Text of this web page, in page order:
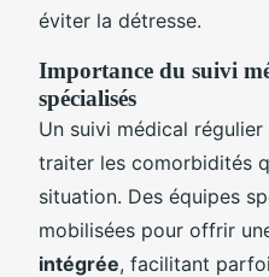
éviter la détresse.
Importance du suivi
spécialisés
Un suivi médical
traiter les comorbidités
situation. Des équipes
mobilisées pour offrir
intégrée, facilitant